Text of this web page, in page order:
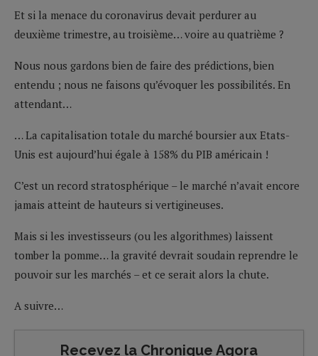
Et si la menace du coronavirus devait perdurer au
deuxième trimestre, au troisième… voire au quatrième ?
Nous nous gardons bien de faire des prédictions, bien
entendu ; nous ne faisons qu’évoquer les possibilités. En
attendant…
… La capitalisation totale du marché boursier aux Etats-
Unis est aujourd’hui égale à 158% du PIB américain !
C’est un record stratosphérique – le marché n’avait encore
jamais atteint de hauteurs si vertigineuses.
Mais si les investisseurs (ou les algorithmes) laissent
tomber la pomme… la gravité devrait soudain reprendre le
pouvoir sur les marchés – et ce serait alors la chute.
A suivre…
Recevez la Chronique Agora